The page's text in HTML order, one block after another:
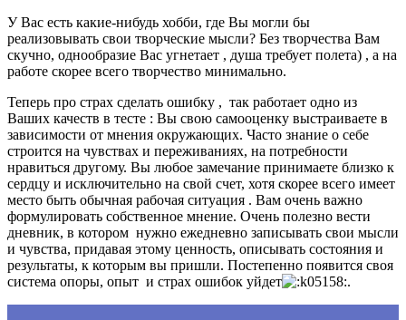
У Вас есть какие-нибудь хобби, где Вы могли бы
реализовывать свои творческие мысли? Без творчества Вам
скучно, однообразие Вас угнетает , душа требует полета) , а на
работе скорее всего творчество минимально.
Теперь про страх сделать ошибку , так работает одно из
Ваших качеств в тесте : Вы свою самооценку выстраиваете в
зависимости от мнения окружающих. Часто знание о себе
строится на чувствах и переживаниях, на потребности
нравиться другому. Вы любое замечание принимаете близко к
сердцу и исключительно на свой счет, хотя скорее всего имеет
место быть обычная рабочая ситуация . Вам очень важно
формулировать собственное мнение. Очень полезно вести
дневник, в котором нужно ежедневно записывать свои мысли
и чувства, придавая этому ценность, описывать состояния и
результаты, к которым вы пришли. Постепенно появится своя
система опоры, опыт и страх ошибок уйдет
.